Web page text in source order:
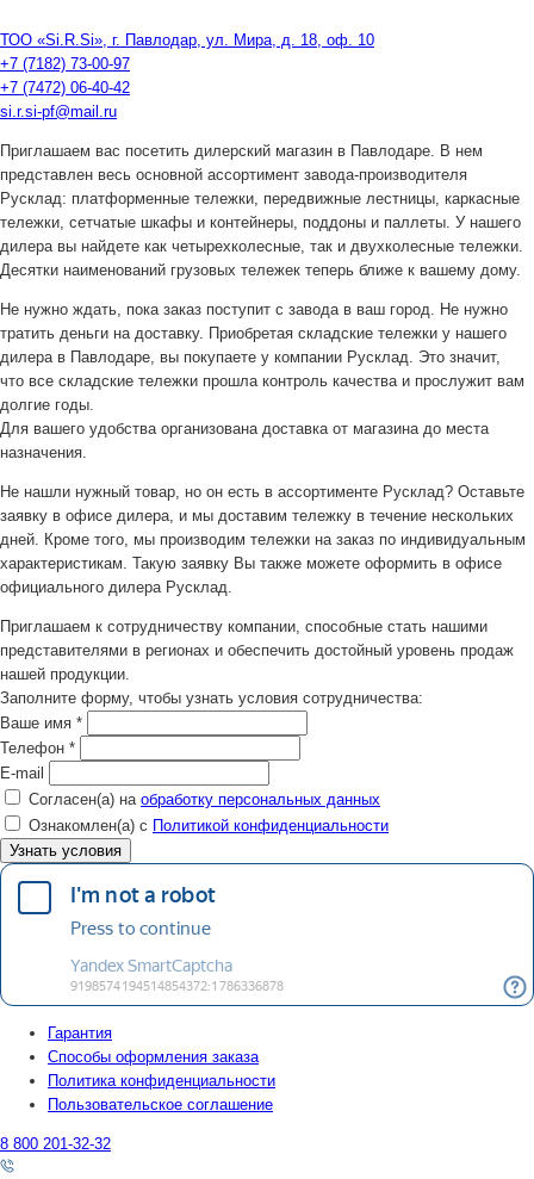
ТОО «Si.R.Si», г. Павлодар, ул. Мира, д. 18, оф. 10
+7 (7182) 73-00-97
+7 (7472) 06-40-42
si.r.si-pf@mail.ru
Приглашаем вас посетить дилерский магазин в Павлодаре. В нем
представлен весь основной ассортимент завода-производителя
Русклад: платформенные тележки, передвижные лестницы, каркасные
тележки, сетчатые шкафы и контейнеры, поддоны и паллеты. У нашего
дилера вы найдете как четырехколесные, так и двухколесные тележки.
Десятки наименований грузовых тележек теперь ближе к вашему дому.
Не нужно ждать, пока заказ поступит с завода в ваш город. Не нужно
тратить деньги на доставку. Приобретая складские тележки у нашего
дилера в Павлодаре, вы покупаете у компании Русклад. Это значит,
что все складские тележки прошла контроль качества и прослужит вам
долгие годы.
Для вашего удобства организована доставка от магазина до места
назначения.
Не нашли нужный товар, но он есть в ассортименте Русклад? Оставьте
заявку в офисе дилера, и мы доставим тележку в течение нескольких
дней. Кроме того, мы производим тележки на заказ по индивидуальным
характеристикам. Такую заявку Вы также можете оформить в офисе
официального дилера Русклад.
Приглашаем к сотрудничеству компании, способные стать нашими
представителями в регионах и обеспечить достойный уровень продаж
нашей продукции.
Заполните форму, чтобы узнать условия сотрудничества:
Ваше имя *
Телефон *
E-mail
Согласен(а) на обработку персональных данных
Ознакомлен(а) с Политикой конфиденциальности
Гарантия
Способы оформления заказа
Политика конфиденциальности
Пользовательское соглашение
8 800 201-32-32